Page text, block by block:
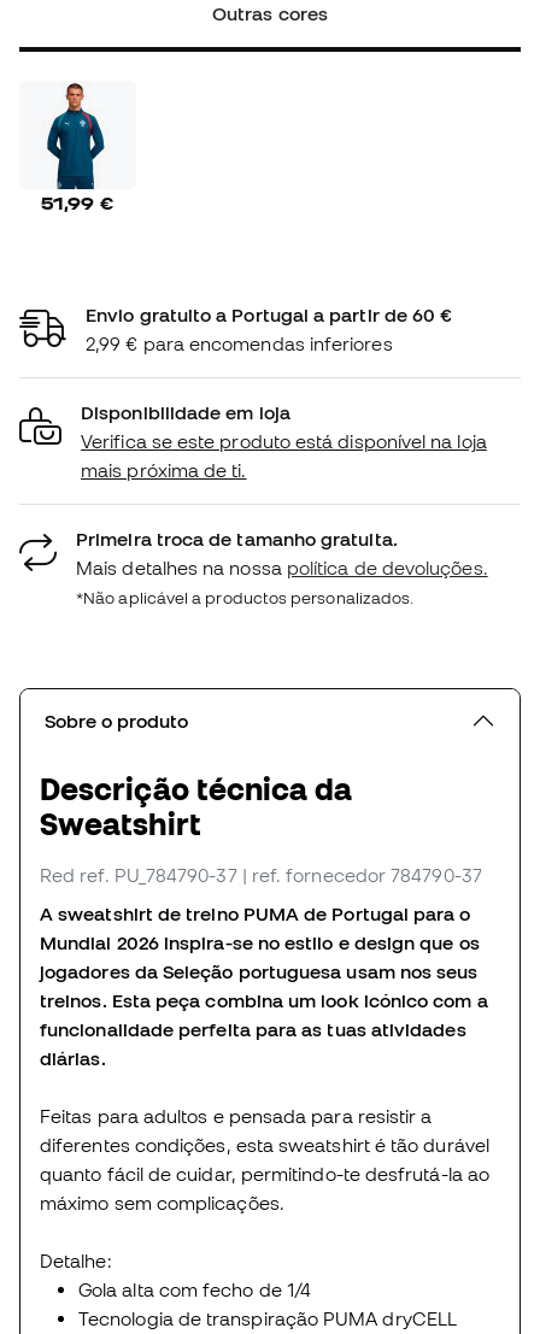
Outras cores
51,99 €
Envio gratuito a Portugal a partir de 60 €
2,99 € para encomendas inferiores
Disponibilidade em loja
Verifica se este produto está disponível na loja
mais próxima de ti.
Primeira troca de tamanho gratuita.
Mais detalhes na nossa política de devoluções.
*Não aplicável a productos personalizados.
Sobre o produto
Descrição técnica da
Sweatshirt
Red ref. PU_784790-37 | ref. fornecedor 784790-37
A sweatshirt de treino PUMA de Portugal para o
Mundial 2026 inspira-se no estilo e design que os
jogadores da Seleção portuguesa usam nos seus
treinos. Esta peça combina um look icónico com a
funcionalidade perfeita para as tuas atividades
diárias.
Feitas para adultos e pensada para resistir a
diferentes condições, esta sweatshirt é tão durável
quanto fácil de cuidar, permitindo-te desfrutá-la ao
máximo sem complicações.
Detalhe:
Gola alta com fecho de 1/4
Tecnologia de transpiração PUMA dryCELL